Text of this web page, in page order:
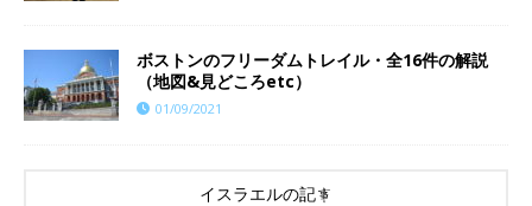
ボストンのフリーダムトレイル・全16件の解説
（地図&見どころetc）
01/09/2021
イスラエルの記事